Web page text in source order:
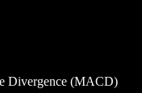
Divergence (MACD)